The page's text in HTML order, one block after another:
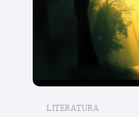
LITERATURA